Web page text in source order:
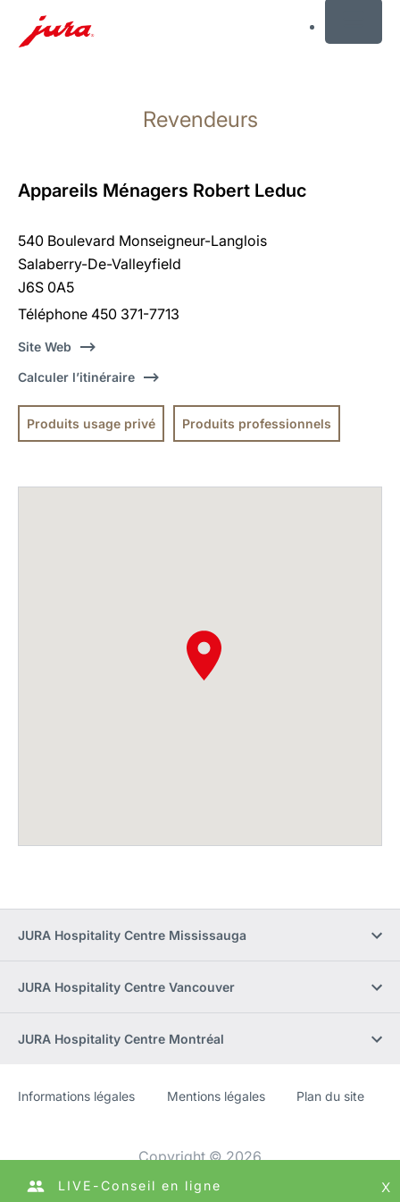
recherche
Revendeurs
Appareils Ménagers Robert Leduc
540 Boulevard Monseigneur-Langlois
Salaberry-De-Valleyfield
J6S 0A5
Téléphone 450 371-7713
Site Web
Calculer l’itinéraire
Produits usage privé Produits professionnels
JURA Hospitality Centre Mississauga
JURA Hospitality Centre Vancouver
JURA Hospitality Centre Montréal
Site
[Website
Informations légales Mentions légales Plan du site
Copyright © 2026
LIVE-Conseil en ligne